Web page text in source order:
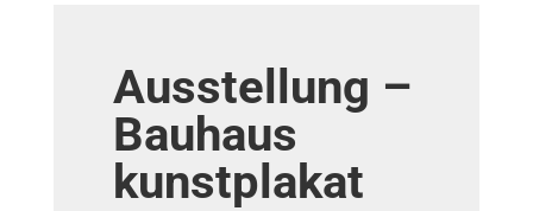
Ausstellung –
Bauhaus
kunstplakat